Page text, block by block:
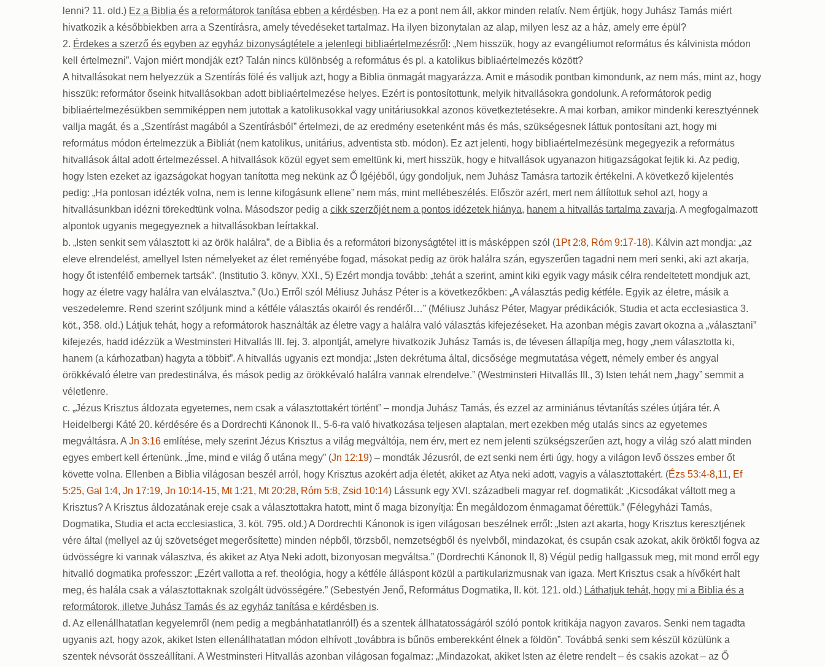
lenni? 11. old.) Ez a Biblia és a reformátorok tanítása ebben a kérdésben. Ha ez a pont nem áll, akkor minden relatív. Nem értjük, hogy Juhász Tamás miért
hivatkozik a későbbiekben arra a Szentírásra, amely tévedéseket tartalmaz. Ha ilyen bizonytalan az alap, milyen lesz az a ház, amely erre épül?
2. Érdekes a szerző és egyben az egyház bizonyságtétele a jelenlegi bibliaértelmezésről : „Nem hisszük, hogy az evangéliumot református és kálvinista módon
kell értelmezni”. Vajon miért mondják ezt? Talán nincs különbség a református és pl. a katolikus bibliaértelmezés között?
A hitvallásokat nem helyezzük a Szentírás fölé és valljuk azt, hogy a Biblia önmagát magyarázza. Amit e második pontban kimondunk, az nem más, mint az, hogy
hisszük: reformátor őseink hitvallásokban adott bibliaértelmezése helyes. Ezért is pontosítottunk, melyik hitvallásokra gondolunk. A reformátorok pedig
bibliaértelmezésükben semmiképpen nem jutottak a katolikusokkal vagy unitáriusokkal azonos következtetésekre. A mai korban, amikor mindenki keresztyénnek
vallja magát, és a „Szentírást magából a Szentírásból” értelmezi, de az eredmény esetenként más és más, szükségesnek láttuk pontosítani azt, hogy mi
református módon értelmezzük a Bibliát (nem katolikus, unitárius, adventista stb. módon). Ez azt jelenti, hogy bibliaértelmezésünk megegyezik a református
hitvallások által adott értelmezéssel. A hitvallások közül egyet sem emeltünk ki, mert hisszük, hogy e hitvallások ugyanazon hitigazságokat fejtik ki. Az pedig,
hogy Isten ezeket az igazságokat hogyan tanította meg nekünk az Ő Igéjéből, úgy gondoljuk, nem Juhász Tamásra tartozik értékelni. A következő kijelentés
pedig: „Ha pontosan idézték volna, nem is lenne kifogásunk ellene” nem más, mint mellébeszélés. Először azért, mert nem állítottuk sehol azt, hogy a
hitvallásunkban idézni törekedtünk volna. Másodszor pedig a cikk szerzőjét nem a pontos idézetek hiánya, hanem a hitvallás tartalma zavarja. A megfogalmazott
alpontok ugyanis megegyeznek a hitvallásokban leírtakkal.
b. „Isten senkit sem választott ki az örök halálra”, de a Biblia és a reformátori bizonyságtétel itt is másképpen szól (1Pt 2:8, Róm 9:17-18). Kálvin azt mondja: „az
eleve elrendelést, amellyel Isten némelyeket az élet reményébe fogad, másokat pedig az örök halálra szán, egyszerűen tagadni nem meri senki, aki azt akarja,
hogy őt istenfélő embernek tartsák”. (Institutio 3. könyv, XXI., 5) Ezért mondja tovább: „tehát a szerint, amint kiki egyik vagy másik célra rendeltetett mondjuk azt,
hogy az életre vagy halálra van elválasztva.” (Uo.) Erről szól Méliusz Juhász Péter is a következőkben: „A választás pedig kétféle. Egyik az életre, másik a
veszedelemre. Rend szerint szóljunk mind a kétféle választás okairól és rendéről…” (Méliusz Juhász Péter, Magyar prédikációk, Studia et acta ecclesiastica 3.
köt., 358. old.) Látjuk tehát, hogy a reformátorok használták az életre vagy a halálra való választás kifejezéseket. Ha azonban mégis zavart okozna a „választani”
kifejezés, hadd idézzük a Westminsteri Hitvallás III. fej. 3. alpontját, amelyre hivatkozik Juhász Tamás is, de tévesen állapítja meg, hogy „nem választotta ki,
hanem (a kárhozatban) hagyta a többit”. A hitvallás ugyanis ezt mondja: „Isten dekrétuma által, dicsősége megmutatása végett, némely ember és angyal
örökkévaló életre van predestinálva, és mások pedig az örökkévaló halálra vannak elrendelve.” (Westminsteri Hitvallás III., 3) Isten tehát nem „hagy” semmit a
véletlenre.
c. „Jézus Krisztus áldozata egyetemes, nem csak a választottakért történt” – mondja Juhász Tamás, és ezzel az arminiánus tévtanítás széles útjára tér. A
Heidelbergi Káté 20. kérdésére és a Dordrechti Kánonok II., 5-6-ra való hivatkozása teljesen alaptalan, mert ezekben még utalás sincs az egyetemes
megváltásra. A Jn 3:16 említése, mely szerint Jézus Krisztus a világ megváltója, nem érv, mert ez nem jelenti szükségszerűen azt, hogy a világ szó alatt minden
egyes embert kell értenünk. „Íme, mind e világ ő utána megy” (Jn 12:19) – mondták Jézusról, de ezt senki nem érti úgy, hogy a világon levő összes ember őt
követte volna. Ellenben a Biblia világosan beszél arról, hogy Krisztus azokért adja életét, akiket az Atya neki adott, vagyis a választottakért. (Ézs 53:4-8,11, Ef
5:25, Gal 1:4, Jn 17:19, Jn 10:14-15, Mt 1:21, Mt 20:28, Róm 5:8, Zsid 10:14) Lássunk egy XVI. századbeli magyar ref. dogmatikát: „Kicsodákat váltott meg a
Krisztus? A Krisztus áldozatának ereje csak a választottakra hatott, mint ő maga bizonyítja: Én megáldozom énmagamat őérettük.” (Félegyházi Tamás,
Dogmatika, Studia et acta ecclesiastica, 3. köt. 795. old.) A Dordrechti Kánonok is igen világosan beszélnek erről: „Isten azt akarta, hogy Krisztus keresztjének
vére által (mellyel az új szövetséget megerősítette) minden népből, törzsből, nemzetségből és nyelvből, mindazokat, és csupán csak azokat, akik öröktől fogva az
üdvösségre ki vannak választva, és akiket az Atya Neki adott, bizonyosan megváltsa.” (Dordrechti Kánonok II, 8) Végül pedig hallgassuk meg, mit mond erről egy
hitvalló dogmatika professzor: „Ezért vallotta a ref. theológia, hogy a kétféle álláspont közül a partikularizmusnak van igaza. Mert Krisztus csak a hívőkért halt
meg, és halála csak a választottaknak szolgált üdvösségére.” (Sebestyén Jenő, Református Dogmatika, II. köt. 121. old.) Láthatjuk tehát, hogy mi a Biblia és a
reformátorok, illetve Juhász Tamás és az egyház tanítása e kérdésben is.
d. Az ellenállhatatlan kegyelemről (nem pedig a megbánhatatlanról!) és a szentek állhatatosságáról szóló pontok kritikája nagyon zavaros. Senki nem tagadta
ugyanis azt, hogy azok, akiket Isten ellenállhatatlan módon elhívott „továbbra is bűnös emberekként élnek a földön”. Továbbá senki sem készül közülünk a
szentek névsorát összeállítani. A Westminsteri Hitvallás azonban világosan fogalmaz: „Mindazokat, akiket Isten az életre rendelt – és csakis azokat – az Ő